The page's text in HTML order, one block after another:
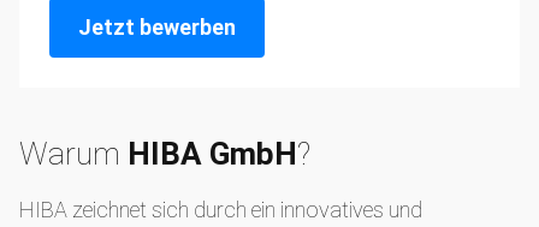
Jetzt bewerben
Warum HIBA GmbH?
HIBA zeichnet sich durch ein innovatives und